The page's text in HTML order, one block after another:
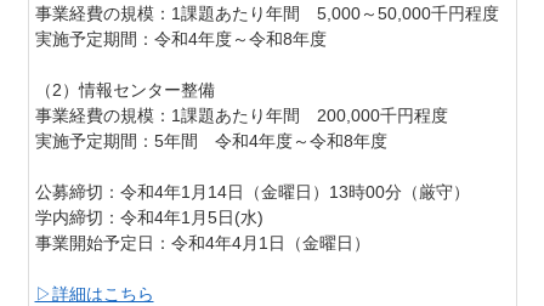
事業経費の規模：1課題あたり年間 5,000～50,000千円程度
実施予定期間：令和4年度～令和8年度
（2）情報センター整備
事業経費の規模：1課題あたり年間 200,000千円程度
実施予定期間：5年間 令和4年度～令和8年度
公募締切：令和4年1月14日（金曜日）13時00分（厳守）
学内締切：令和4年1月5日(水)
事業開始予定日：令和4年4月1日（金曜日）
▷詳細はこちら